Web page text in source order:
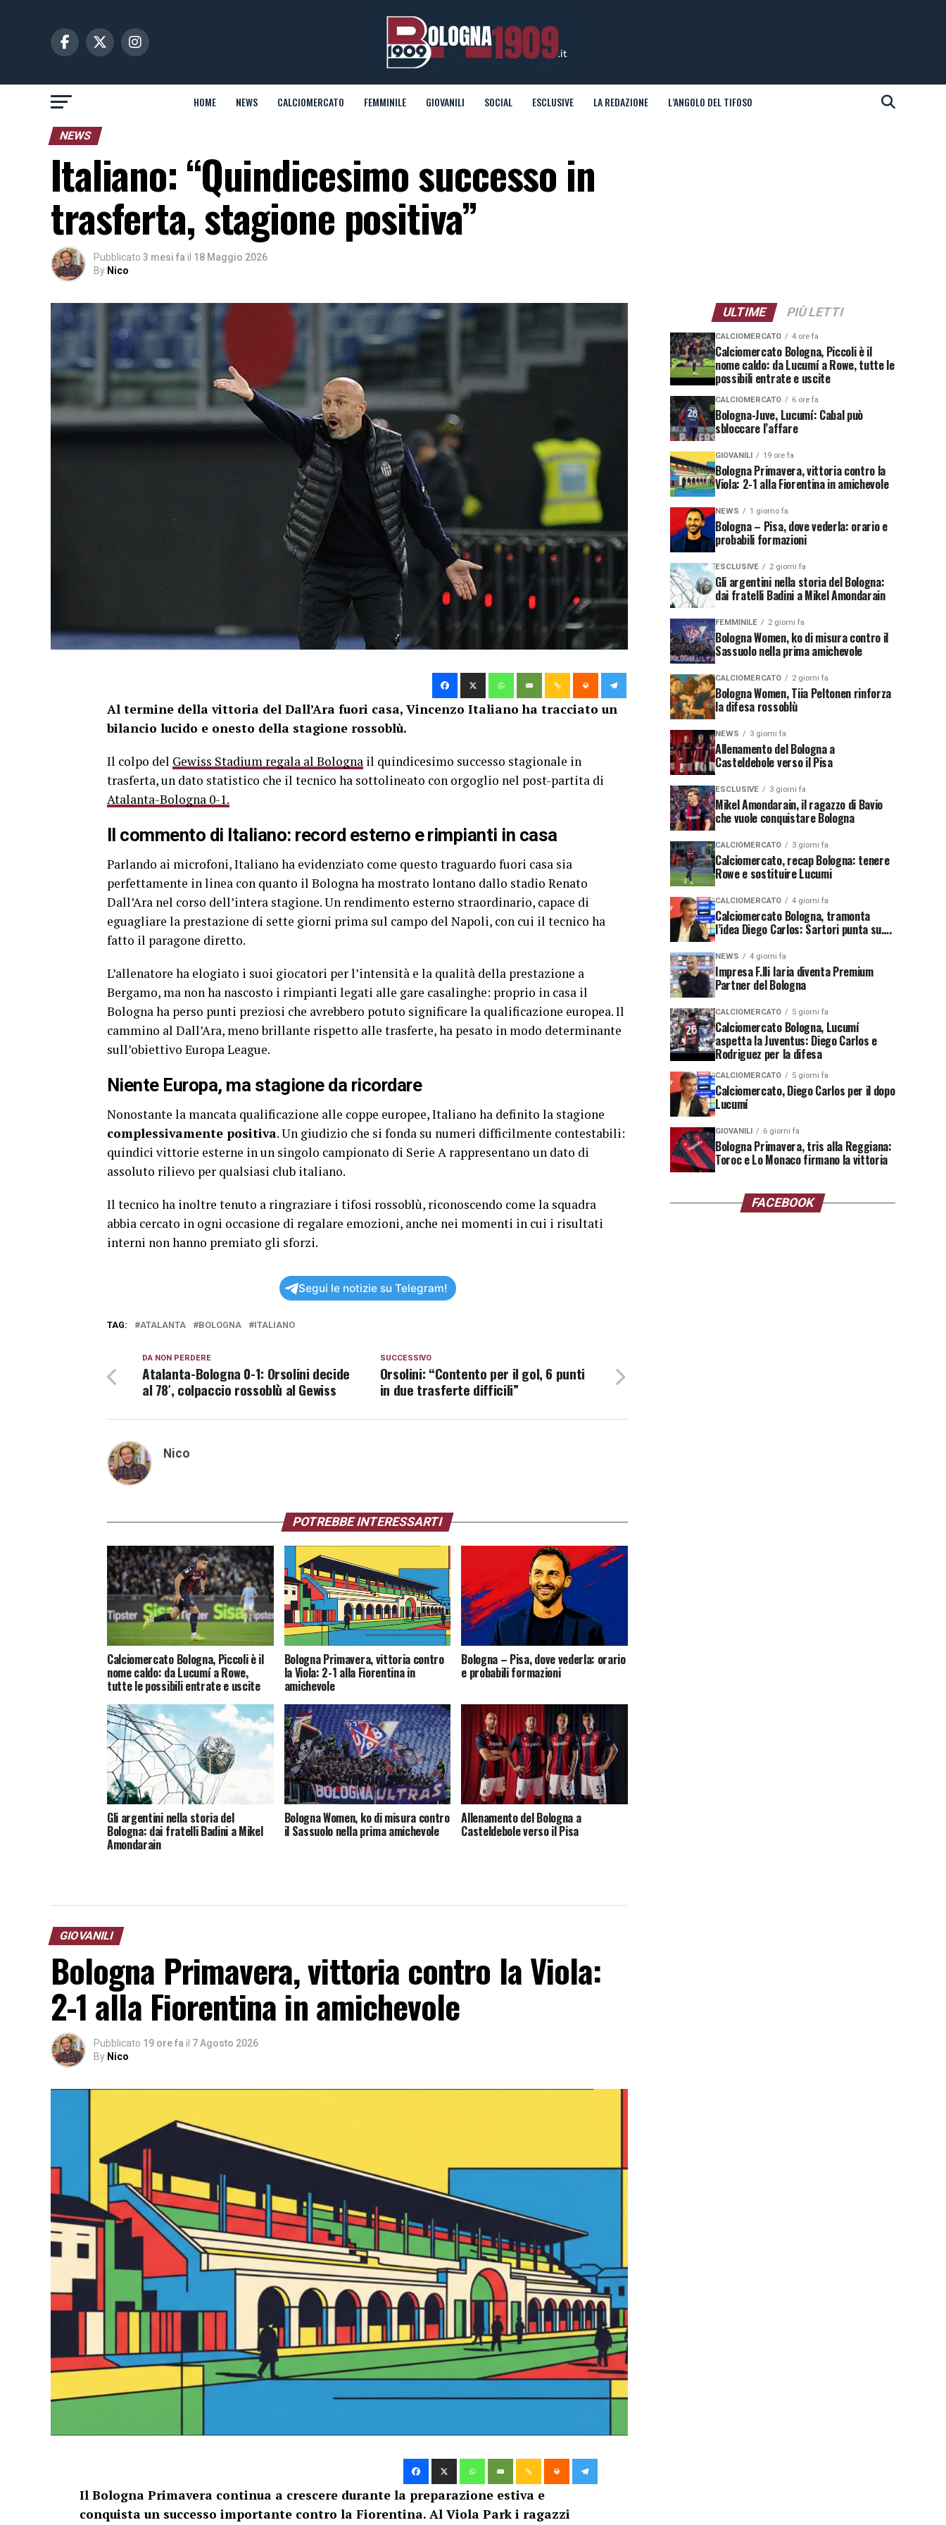
HOME NEWS CALCIOMERCATO FEMMINILE GIOVANILI SOCIAL ESCLUSIVE LA REDAZIONE L’ANGOLO DEL TIFOSO
NEWS
Italiano: “Quindicesimo successo in
trasferta, stagione positiva”
Pubblicato 3 mesi fa il 18 Maggio 2026
By Nico
Al termine della vittoria del Dall’Ara fuori casa, Vincenzo Italiano ha tracciato un
bilancio lucido e onesto della stagione rossoblù.
Il colpo del Gewiss Stadium regala al Bologna il quindicesimo successo stagionale in
trasferta, un dato statistico che il tecnico ha sottolineato con orgoglio nel post-partita di
Atalanta-Bologna 0-1.
Il commento di Italiano: record esterno e rimpianti in casa
Parlando ai microfoni, Italiano ha evidenziato come questo traguardo fuori casa sia
perfettamente in linea con quanto il Bologna ha mostrato lontano dallo stadio Renato
Dall’Ara nel corso dell’intera stagione. Un rendimento esterno straordinario, capace di
eguagliare la prestazione di sette giorni prima sul campo del Napoli, con cui il tecnico ha
fatto il paragone diretto.
L’allenatore ha elogiato i suoi giocatori per l’intensità e la qualità della prestazione a
Bergamo, ma non ha nascosto i rimpianti legati alle gare casalinghe: proprio in casa il
Bologna ha perso punti preziosi che avrebbero potuto significare la qualificazione europea. Il
cammino al Dall’Ara, meno brillante rispetto alle trasferte, ha pesato in modo determinante
sull’obiettivo Europa League.
Niente Europa, ma stagione da ricordare
Nonostante la mancata qualificazione alle coppe europee, Italiano ha definito la stagione
complessivamente positiva. Un giudizio che si fonda su numeri difficilmente contestabili:
quindici vittorie esterne in un singolo campionato di Serie A rappresentano un dato di
assoluto rilievo per qualsiasi club italiano.
Il tecnico ha inoltre tenuto a ringraziare i tifosi rossoblù, riconoscendo come la squadra
abbia cercato in ogni occasione di regalare emozioni, anche nei momenti in cui i risultati
interni non hanno premiato gli sforzi.
Segui le notizie su Telegram!
TAG: ATALANTA BOLOGNA ITALIANO
SUCCESSIVO
Orsolini: “Contento per il gol, 6 punti
in due trasferte difficili”
DA NON PERDERE
Atalanta-Bologna 0-1: Orsolini decide
al 78′, colpaccio rossoblù al Gewiss
Nico
POTREBBE INTERESSARTI
Calciomercato Bologna, Piccoli è il
nome caldo: da Lucumí a Rowe,
tutte le possibili entrate e uscite
Bologna Primavera, vittoria contro
la Viola: 2-1 alla Fiorentina in
amichevole
Bologna – Pisa, dove vederla: orario
e probabili formazioni
Gli argentini nella storia del
Bologna: dai fratelli Badini a Mikel
Amondarain
Bologna Women, ko di misura contro
il Sassuolo nella prima amichevole
Allenamento del Bologna a
Casteldebole verso il Pisa
GIOVANILI
Bologna Primavera, vittoria contro la Viola:
2-1 alla Fiorentina in amichevole
Pubblicato 19 ore fa il 7 Agosto 2026
By Nico
Il Bologna Primavera continua a crescere durante la preparazione estiva e
conquista un successo importante contro la Fiorentina. Al Viola Park i ragazzi
ULTIME PIÙ LETTI
CALCIOMERCATO 4 ore fa
Calciomercato Bologna, Piccoli è il
nome caldo: da Lucumí a Rowe, tutte le
possibili entrate e uscite
CALCIOMERCATO 6 ore fa
Bologna-Juve, Lucumí: Cabal può
sbloccare l’affare
GIOVANILI 19 ore fa
Bologna Primavera, vittoria contro la
Viola: 2-1 alla Fiorentina in amichevole
NEWS 1 giorno fa
Bologna – Pisa, dove vederla: orario e
probabili formazioni
ESCLUSIVE 2 giorni fa
Gli argentini nella storia del Bologna:
dai fratelli Badini a Mikel Amondarain
FEMMINILE 2 giorni fa
Bologna Women, ko di misura contro il
Sassuolo nella prima amichevole
CALCIOMERCATO 2 giorni fa
Bologna Women, Tiia Peltonen rinforza
la difesa rossoblù
NEWS 3 giorni fa
Allenamento del Bologna a
Casteldebole verso il Pisa
ESCLUSIVE 3 giorni fa
Mikel Amondarain, il ragazzo di Bavio
che vuole conquistare Bologna
CALCIOMERCATO 3 giorni fa
Calciomercato, recap Bologna: tenere
Rowe e sostituire Lucumi
CALCIOMERCATO 4 giorni fa
Calciomercato Bologna, tramonta
l’idea Diego Carlos: Sartori punta su….
NEWS 4 giorni fa
Impresa F.lli Iaria diventa Premium
Partner del Bologna
CALCIOMERCATO 5 giorni fa
Calciomercato Bologna, Lucumí
aspetta la Juventus: Diego Carlos e
Rodriguez per la difesa
CALCIOMERCATO 5 giorni fa
Calciomercato, Diego Carlos per il dopo
Lucumí
GIOVANILI 6 giorni fa
Bologna Primavera, tris alla Reggiana:
Toroc e Lo Monaco firmano la vittoria
FACEBOOK